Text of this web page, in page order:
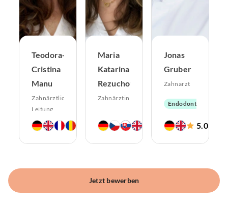
Teodora-
Cristina
Manu
Zahnärztliche
Leitung
Aligner-
Therapie
Parodontologie
Hochwertiger
4.9 (586)
Maria
Katarina
Rezuchova
Zahnärztin
Therapie
Endodontologie
Ästhetische
5.0 (535)
Jonas
Gruber
Zahnarzt
Endodontologie
Implantologie
Zahnerhaltung
5.0
Jetzt bewerben